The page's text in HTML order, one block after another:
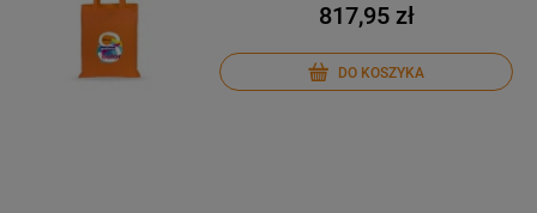
817,95 zł
DO KOSZYKA